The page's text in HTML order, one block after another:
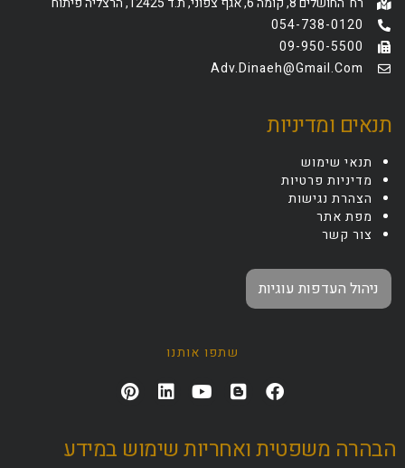
054-738-0120
09-950-5500
Adv.dinaeh@gmail.com
תנאים ומדיניות
תנאי שימוש
מדיניות פרטיות
הצהרת נגישות
מפת אתר
צור קשר
ניהול העדפות עוגיות
שתפו אותנו
הבהרה משפטית ואחריות שימוש במידע